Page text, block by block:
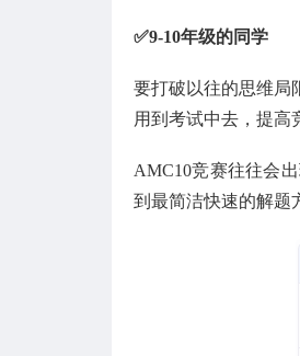
✅9-10年级的同学
要打破以往的思维局
用到考试中去，提高
AMC10竞赛往往会
到最简洁快速的解题